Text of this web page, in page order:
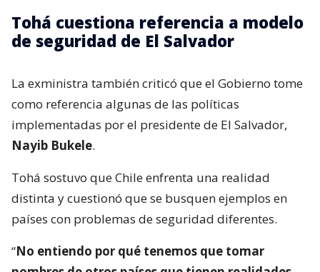
Tohá cuestiona referencia a modelo
de seguridad de El Salvador
La exministra también criticó que el Gobierno tome
como referencia algunas de las políticas
implementadas por el presidente de El Salvador,
Nayib Bukele.
Tohá sostuvo que Chile enfrenta una realidad
distinta y cuestionó que se busquen ejemplos en
países con problemas de seguridad diferentes.
“No entiendo por qué tenemos que tomar